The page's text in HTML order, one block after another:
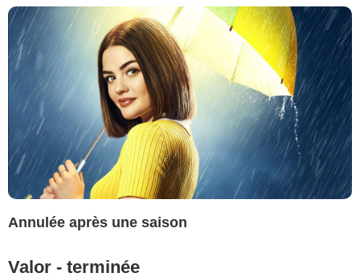
Annulée après une saison
Valor - terminée